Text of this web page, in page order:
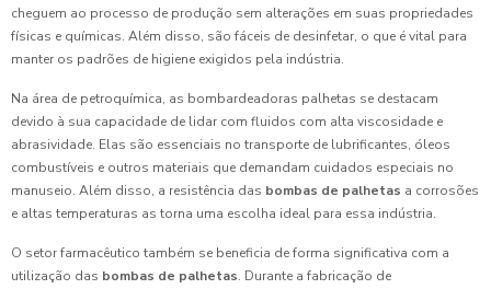
cheguem ao processo de produção sem alterações em suas propriedades
físicas e químicas. Além disso, são fáceis de desinfetar, o que é vital para
manter os padrões de higiene exigidos pela indústria.
Na área de petroquímica, as bombardeadoras palhetas se destacam
devido à sua capacidade de lidar com fluidos com alta viscosidade e
abrasividade. Elas são essenciais no transporte de lubrificantes, óleos
combustíveis e outros materiais que demandam cuidados especiais no
manuseio. Além disso, a resistência das bombas de palhetas a corrosões
e altas temperaturas as torna uma escolha ideal para essa indústria.
O setor farmacêutico também se beneficia de forma significativa com a
utilização das bombas de palhetas. Durante a fabricação de